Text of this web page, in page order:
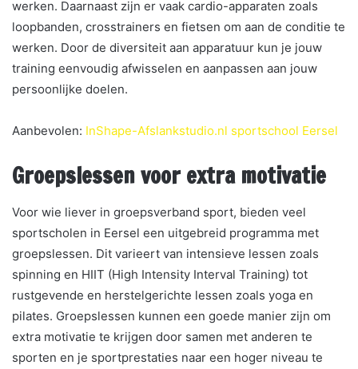
werken. Daarnaast zijn er vaak cardio-apparaten zoals
loopbanden, crosstrainers en fietsen om aan de conditie te
werken. Door de diversiteit aan apparatuur kun je jouw
training eenvoudig afwisselen en aanpassen aan jouw
persoonlijke doelen.
Aanbevolen: InShape-Afslankstudio.nl sportschool Eersel
Groepslessen voor extra motivatie
Voor wie liever in groepsverband sport, bieden veel
sportscholen in Eersel een uitgebreid programma met
groepslessen. Dit varieert van intensieve lessen zoals
spinning en HIIT (High Intensity Interval Training) tot
rustgevende en herstelgerichte lessen zoals yoga en
pilates. Groepslessen kunnen een goede manier zijn om
extra motivatie te krijgen door samen met anderen te
sporten en je sportprestaties naar een hoger niveau te